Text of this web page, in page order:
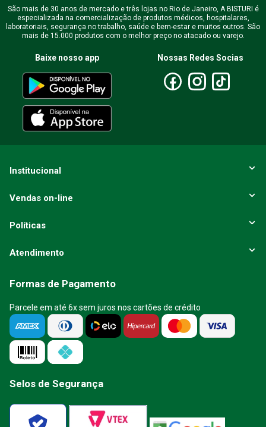
São mais de 30 anos de mercado e três lojas no Rio de Janeiro, A BISTURI é
especializada na comercialização de produtos médicos, hospitalares,
laboratoriais, segurança no trabalho, saúde e bem-estar e muitos outros. São
mais de 15.000 produtos com o melhor preço no atacado ou varejo.
Baixe nosso app Nossas Redes Socias
Institucional
Vendas on-line
Políticas
Atendimento
Formas de Pagamento
Parcele em até 6x sem juros nos cartões de crédito
Selos de Segurança